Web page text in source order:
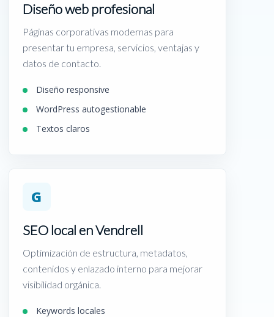
Diseño web profesional
Páginas corporativas modernas para
presentar tu empresa, servicios, ventajas y
datos de contacto.
Diseño responsive
WordPress autogestionable
Textos claros
G
SEO local en Vendrell
Optimización de estructura, metadatos,
contenidos y enlazado interno para mejorar
visibilidad orgánica.
Keywords locales